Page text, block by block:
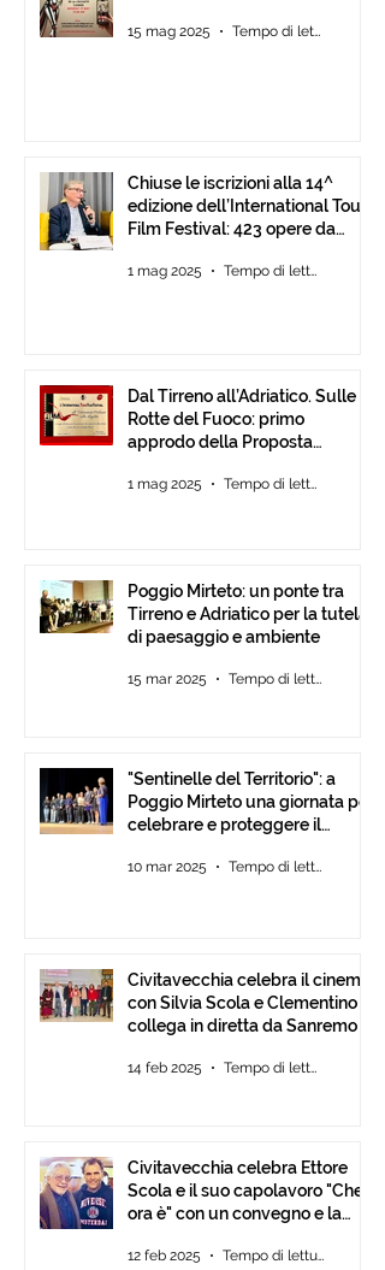
15 mag 2025 Tempo di lettura: 2 min
Chiuse le iscrizioni alla 14^
edizione dell’International Tour
Film Festival: 423 opere da
1 mag 2025 Tempo di lettura: 1 min
Dal Tirreno all’Adriatico. Sulle
Rotte del Fuoco: primo
approdo della Proposta
1 mag 2025 Tempo di lettura: 3 min
Poggio Mirteto: un ponte tra
Tirreno e Adriatico per la tutela
di paesaggio e ambiente
15 mar 2025 Tempo di lettura: 2 min
"Sentinelle del Territorio": a
Poggio Mirteto una giornata per
celebrare e proteggere il
Tour Film Fest 2025.
10 mar 2025 Tempo di lettura: 2 min
Civitavecchia celebra il cinema
con Silvia Scola e Clementino si
collega in diretta da Sanremo
14 feb 2025 Tempo di lettura: 2 min
Civitavecchia celebra Ettore
Scola e il suo capolavoro "Che
ora è" con un convegno e la
12 feb 2025 Tempo di lettura: 2 min